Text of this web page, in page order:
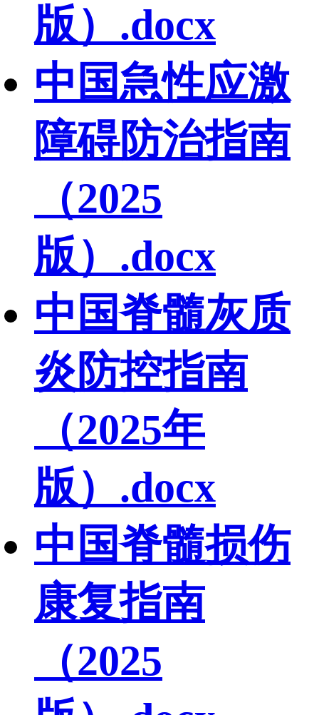
版）.docx
中国急性应激
障碍防治指南
（2025
版）.docx
中国脊髓灰质
炎防控指南
（2025年
版）.docx
中国脊髓损伤
康复指南
（2025